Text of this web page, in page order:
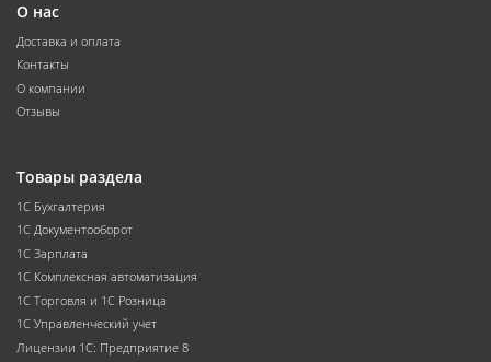
О нас
Доставка и оплата
Контакты
О компании
Отзывы
Товары раздела
1С Бухгалтерия
1С Документооборот
1С Зарплата
1С Комплексная автоматизация
1С Торговля и 1С Розница
1С Управленческий учет
Лицензии 1С: Предприятие 8